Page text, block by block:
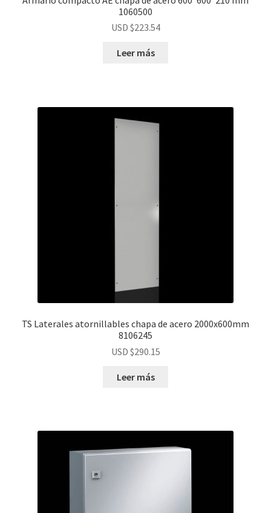
1060500
USD $223.54
Leer más
TS Laterales atornillables chapa de acero 2000x600mm
8106245
USD $290.15
Leer más